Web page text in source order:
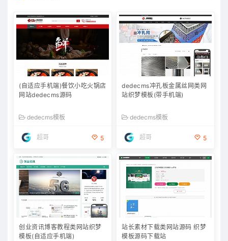
(自适应手机端)餐饮小吃火锅店
网站dedecms源码
dedecms模板
超哥 5
dedecms冲孔板金属丝网类网
站织梦模板(带手机端)
dedecms模板
超哥 5
创业资讯博客教程类网站织梦
模板(自适应手机端)
站长素材下载类网站源码 织梦
模板源码下载站